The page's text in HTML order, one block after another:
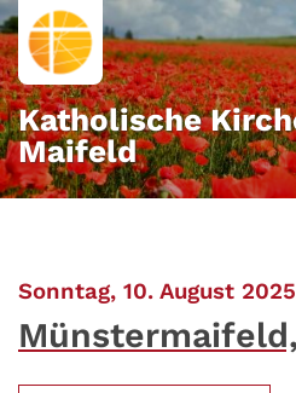
Zum Inhalt springen
Katholische
Maifeld
Sonntag, 10. August